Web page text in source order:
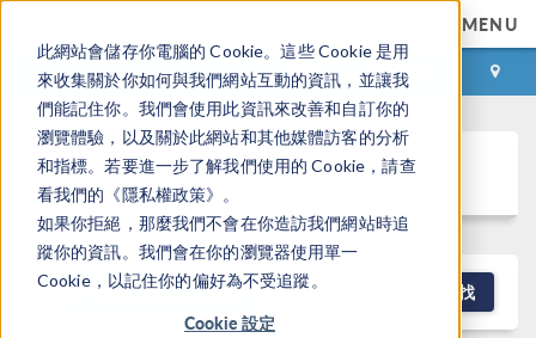
此網站會儲存你電腦的 Cookie。這些 Cookie 是用
來收集關於你如何與我們網站互動的資訊，並讓我
們能記住你。我們會使用此資訊來改善和自訂你的
瀏覽體驗，以及關於此網站和其他媒體訪客的分析
和指標。若要進一步了解我們使用的 Cookie，請查
看我們的《隱私權政策》。
如果你拒絕，那麼我們不會在你造訪我們網站時追
蹤你的資訊。我們會在你的瀏覽器使用單一
Cookie，以記住你的偏好為不受追蹤。
Cookie 設定
MENU
登录 咨询与购买
Discussion Forum
NEW DISCUSSION 查找